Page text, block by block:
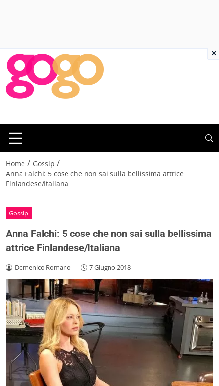
Home / Gossip /
Anna Falchi: 5 cose che non sai sulla bellissima attrice
Finlandese/Italiana
Gossip
Anna Falchi: 5 cose che non sai sulla bellissima
attrice Finlandese/Italiana
Domenico Romano - 7 Giugno 2018
×